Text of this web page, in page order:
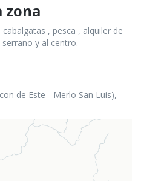
zona
, pesca , alquiler de
y al centro.
de Este - Merlo San Luis),